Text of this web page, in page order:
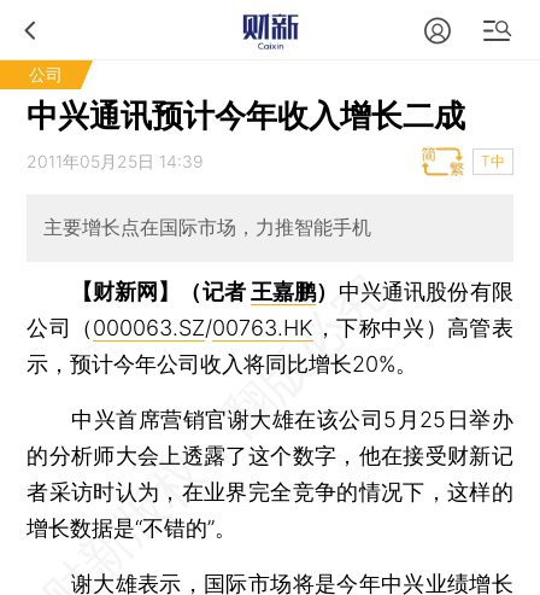
公司
中兴通讯预计今年收入增长二成
2011年05月25日 14:39 T中
主要增长点在国际市场，力推智能手机
【财新网】（记者 王嘉鹏） 中兴通讯股份有限
公司（000063.SZ/00763.HK ，下称中兴）高管表
示，预计今年公司收入将同比增长20%。
中兴首席营销官谢大雄在该公司5月25日举办
的分析师大会上透露了这个数字，他在接受财新记
者采访时认为，在业界完全竞争的情况下，这样的
增长数据是“不错的”。
谢大雄表示，国际市场将是今年中兴业绩增长